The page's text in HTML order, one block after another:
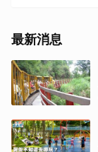
最新消息